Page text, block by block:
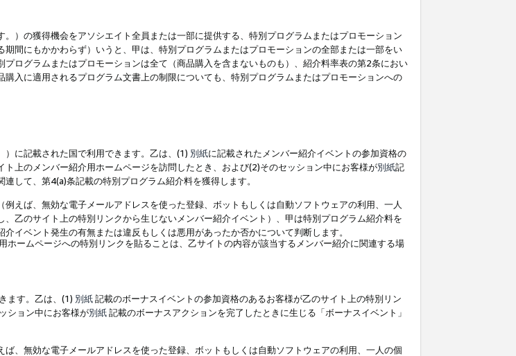
。）の獲得機会をアソシエイト全員または一部に提供する、特別プログラムまたはプロモーション
間にもかかわらず）いうと、甲は、特別プログラムまたはプロモーションの全部または一部をい
ログラムまたはプロモーションは全て（商品購入を含まないものも）、紹介料率表の第2条におい
入に適用されるプログラム文書上の制限についても、特別プログラムまたはプロモーションへの
）に記載された国で利用できます。乙は、(1) 別紙に記載されたメンバー紹介イベントの参加資格の
上のメンバー紹介用ホームページを訪問したとき、および(2)そのセッション中にお客様が別紙記
連して、第4(a)条記載の特別プログラム紹介料を獲得します。
えば、無効な電子メールアドレスを使った登録、ボットもしくは自動ソフトウェアの利用、一人
乙のサイト上の特別リンクから生じないメンバー紹介イベント）、甲は特別プログラム紹介料を
イベント発生の有無または違反もしくは悪用があったか否かについて判断します。
ホームページへの特別リンクを貼ることは、乙サイトの内容が該当するメンバー紹介に関連する場
ます。乙は、(1) 別紙記載のボーナスイベントの参加資格のあるお客様が乙のサイト上の特別リン
ション中にお客様が別紙記載のボーナスアクションを完了したときに生じる「ボーナスイベント」
、無効な電子メールアドレスを使った登録、ボットもしくは自動ソフトウェアの利用、一人の個